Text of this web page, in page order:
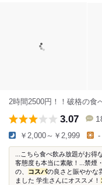
2時間2500円！！破格の食
3.07
￥2,000～￥2,999 -
...こちら食べ飲み放題がお得
客態度も本当に素敵！...禁煙
の、 コスパの良さと賑やかな
ました 学生さんにオススメ！